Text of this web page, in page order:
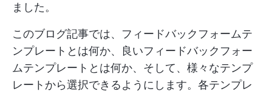
ました。
このブログ記事では、フィードバックフォームテ
ンプレートとは何か、良いフィードバックフォー
ムテンプレートとは何か、そして、様々なテンプ
レートから選択できるようにします。各テンプレ